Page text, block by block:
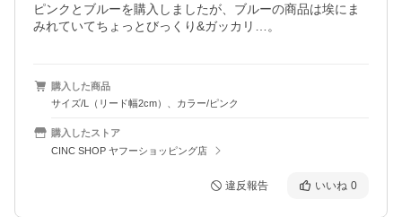
ピンクとブルーを購入しましたが、ブルーの商品は埃にま
みれていてちょっとびっくり&ガッカリ…。
購入した商品
サイズ/L（リード幅2cm）、カラー/ピンク
購入したストア
CINC SHOP ヤフーショッピング店
違反報告 いいね 0